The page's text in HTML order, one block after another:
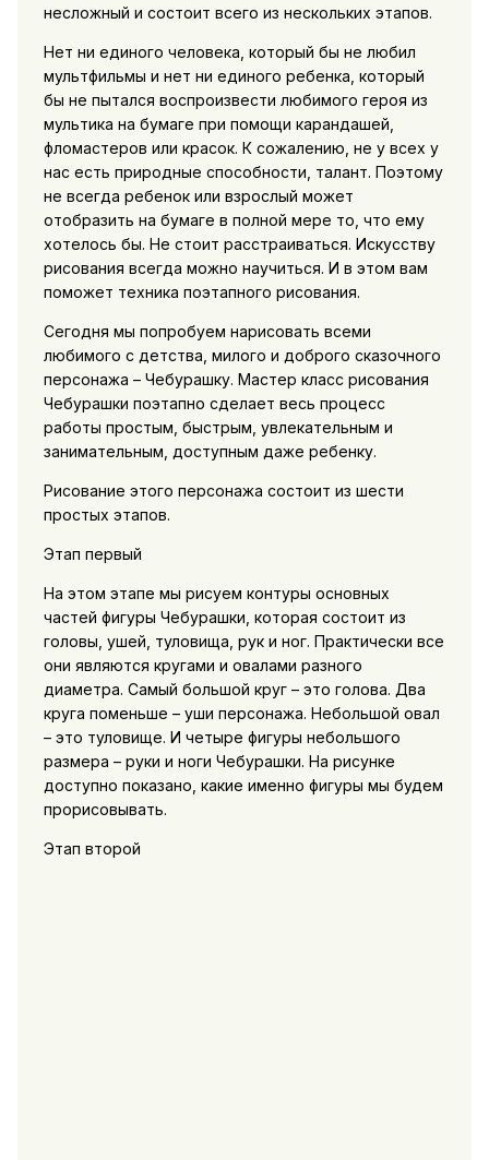
несложный и состоит всего из нескольких этапов.
Нет ни единого человека, который бы не любил
мультфильмы и нет ни единого ребенка, который
бы не пытался воспроизвести любимого героя из
мультика на бумаге при помощи карандашей,
фломастеров или красок. К сожалению, не у всех у
нас есть природные способности, талант. Поэтому
не всегда ребенок или взрослый может
отобразить на бумаге в полной мере то, что ему
хотелось бы. Не стоит расстраиваться. Искусству
рисования всегда можно научиться. И в этом вам
поможет техника поэтапного рисования.
Сегодня мы попробуем нарисовать всеми
любимого с детства, милого и доброго сказочного
персонажа – Чебурашку. Мастер класс рисования
Чебурашки поэтапно сделает весь процесс
работы простым, быстрым, увлекательным и
занимательным, доступным даже ребенку.
Рисование этого персонажа состоит из шести
простых этапов.
Этап первый
На этом этапе мы рисуем контуры основных
частей фигуры Чебурашки, которая состоит из
головы, ушей, туловища, рук и ног. Практически все
они являются кругами и овалами разного
диаметра. Самый большой круг – это голова. Два
круга поменьше – уши персонажа. Небольшой овал
– это туловище. И четыре фигуры небольшого
размера – руки и ноги Чебурашки. На рисунке
доступно показано, какие именно фигуры мы будем
прорисовывать.
Этап второй